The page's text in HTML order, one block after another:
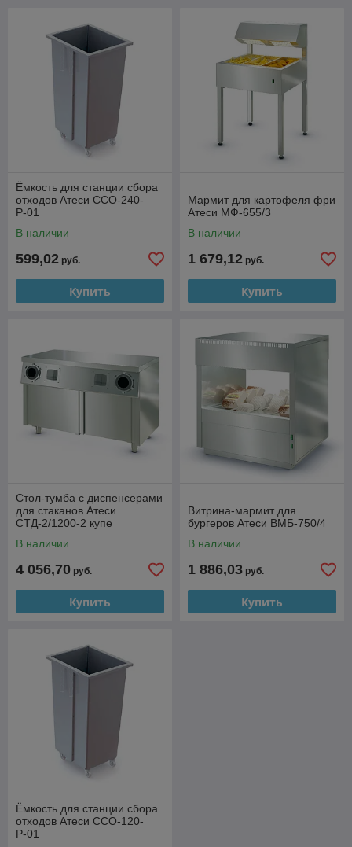
Ёмкость для станции сбора
отходов Атеси ССО-240-
Р-01
В наличии
599,02 руб.
Купить
Мармит для картофеля фри
Атеси МФ-655/3
В наличии
1 679,12 руб.
Купить
Стол-тумба с диспенсерами
для стаканов Атеси
СТД-2/1200-2 купе
В наличии
4 056,70 руб.
Купить
Витрина-мармит для
бургеров Атеси ВМБ-750/4
В наличии
1 886,03 руб.
Купить
Ёмкость для станции сбора
отходов Атеси ССО-120-
Р-01